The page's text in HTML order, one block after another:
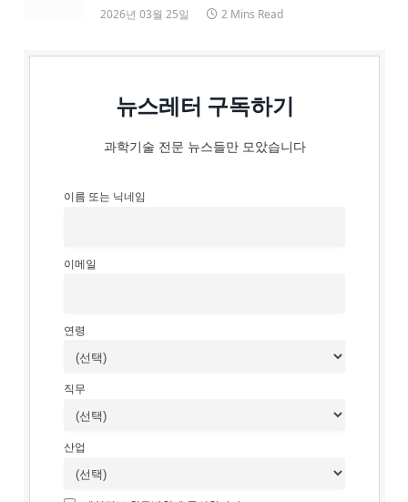
2026년 03월 25일 2 Mins Read
뉴스레터 구독하기
과학기술 전문 뉴스들만 모았습니다
이름 또는 닉네임
이메일
연령
직무
산업